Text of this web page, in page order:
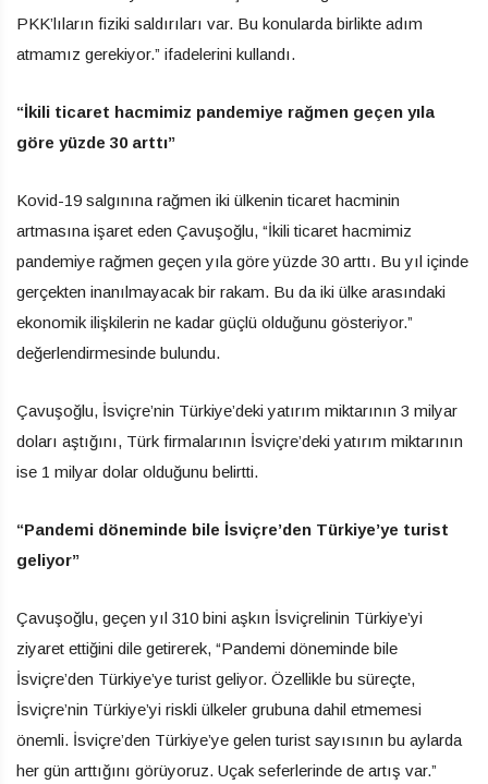
PKK’lıların fiziki saldırıları var. Bu konularda birlikte adım
atmamız gerekiyor.” ifadelerini kullandı.
“İkili ticaret hacmimiz pandemiye rağmen geçen yıla
göre yüzde 30 arttı”
Kovid-19 salgınına rağmen iki ülkenin ticaret hacminin
artmasına işaret eden Çavuşoğlu, “İkili ticaret hacmimiz
pandemiye rağmen geçen yıla göre yüzde 30 arttı. Bu yıl içinde
gerçekten inanılmayacak bir rakam. Bu da iki ülke arasındaki
ekonomik ilişkilerin ne kadar güçlü olduğunu gösteriyor.”
değerlendirmesinde bulundu.
Çavuşoğlu, İsviçre’nin Türkiye’deki yatırım miktarının 3 milyar
doları aştığını, Türk firmalarının İsviçre’deki yatırım miktarının
ise 1 milyar dolar olduğunu belirtti.
“Pandemi döneminde bile İsviçre’den Türkiye’ye turist
geliyor”
Çavuşoğlu, geçen yıl 310 bini aşkın İsviçrelinin Türkiye’yi
ziyaret ettiğini dile getirerek, “Pandemi döneminde bile
İsviçre’den Türkiye’ye turist geliyor. Özellikle bu süreçte,
İsviçre’nin Türkiye’yi riskli ülkeler grubuna dahil etmemesi
önemli. İsviçre’den Türkiye’ye gelen turist sayısının bu aylarda
her gün arttığını görüyoruz. Uçak seferlerinde de artış var.”